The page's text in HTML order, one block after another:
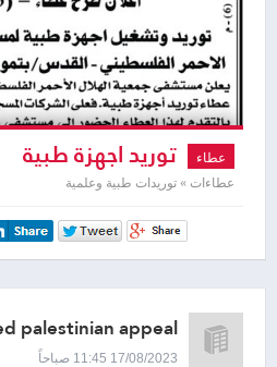
عطاء توريد اجهزة طبية
عطاءات » توريدات طبية وعلمية
palestinian appeal
17/08/2023 11:45 صباحاً